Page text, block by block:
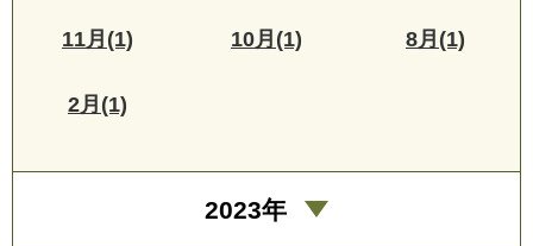
11月(1) 10月(1) 8月(1)
2月(1)
2023年